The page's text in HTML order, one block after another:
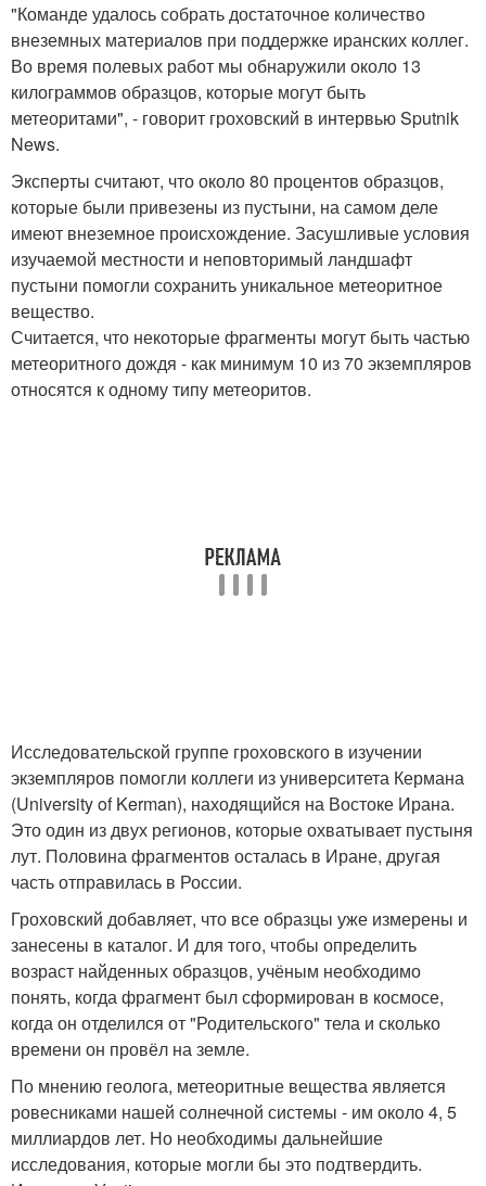
"Команде удалось собрать достаточное количество
внеземных материалов при поддержке иранских коллег.
Во время полевых работ мы обнаружили около 13
килограммов образцов, которые могут быть
метеоритами", - говорит гроховский в интервью Sputnik
News.
Эксперты считают, что около 80 процентов образцов,
которые были привезены из пустыни, на самом деле
имеют внеземное происхождение. Засушливые условия
изучаемой местности и неповторимый ландшафт
пустыни помогли сохранить уникальное метеоритное
вещество.
Считается, что некоторые фрагменты могут быть частью
метеоритного дождя - как минимум 10 из 70 экземпляров
относятся к одному типу метеоритов.
Исследовательской группе гроховского в изучении
экземпляров помогли коллеги из университета Кермана
(University of Kerman), находящийся на Востоке Ирана.
Это один из двух регионов, которые охватывает пустыня
лут. Половина фрагментов осталась в Иране, другая
часть отправилась в России.
Гроховский добавляет, что все образцы уже измерены и
занесены в каталог. И для того, чтобы определить
возраст найденных образцов, учёным необходимо
понять, когда фрагмент был сформирован в космосе,
когда он отделился от "Родительского" тела и сколько
времени он провёл на земле.
По мнению геолога, метеоритные вещества является
ровесниками нашей солнечной системы - им около 4, 5
миллиардов лет. Но необходимы дальнейшие
исследования, которые могли бы это подтвердить.